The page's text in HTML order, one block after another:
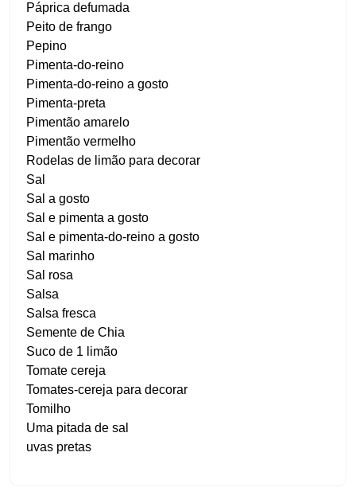
Páprica defumada
Peito de frango
Pepino
Pimenta-do-reino
Pimenta-do-reino a gosto
Pimenta-preta
Pimentão amarelo
Pimentão vermelho
Rodelas de limão para decorar
Sal
Sal a gosto
Sal e pimenta a gosto
Sal e pimenta-do-reino a gosto
Sal marinho
Sal rosa
Salsa
Salsa fresca
Semente de Chia
Suco de 1 limão
Tomate cereja
Tomates-cereja para decorar
Tomilho
Uma pitada de sal
uvas pretas